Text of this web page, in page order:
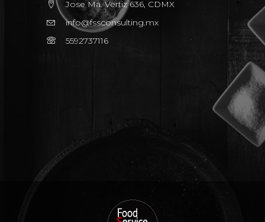
Jose Ma. Vertiz 636, CDMX
info@fssconsulting.mx
5592737116